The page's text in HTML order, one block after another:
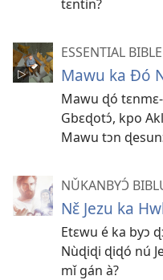
tɛntin?
ESSENTIAL
Mawu ka Ðó
Mawu ɖó
Gbɛɖotɔ́, kpo
Mawu tɔn
NǓKANBYƆ́
Nɛ̌ Jezu ka
Etɛwu é ka byɔ
Nùɖiɖi ɖiɖó nú
mǐ gán à?